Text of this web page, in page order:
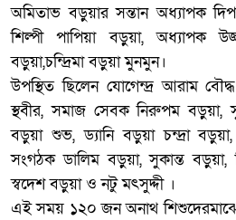
অমিতাভ বড়ুয়ার সন্তান অধ্যাপক
শিল্পী পাপিয়া বড়ুয়া, অধ্যাপক
বড়ুয়া,চন্দ্রিমা বড়ুয়া মুনমুন।
উপস্থিত ছিলেন যোগেন্দ্র আরাম বৌদ্ধ
স্থবীর, সমাজ সেবক নিরুপম
বড়ুয়া শুভ, ড্যানি বড়ুয়া চন্দ্রা
সংগঠক ডালিম বড়ুয়া, সুকান্ত বড়ুয়া,
স্বদেশ বড়ুয়া ও নটু মৎসুদ্দী ।
এই সময় ১২০ জন অনাথ